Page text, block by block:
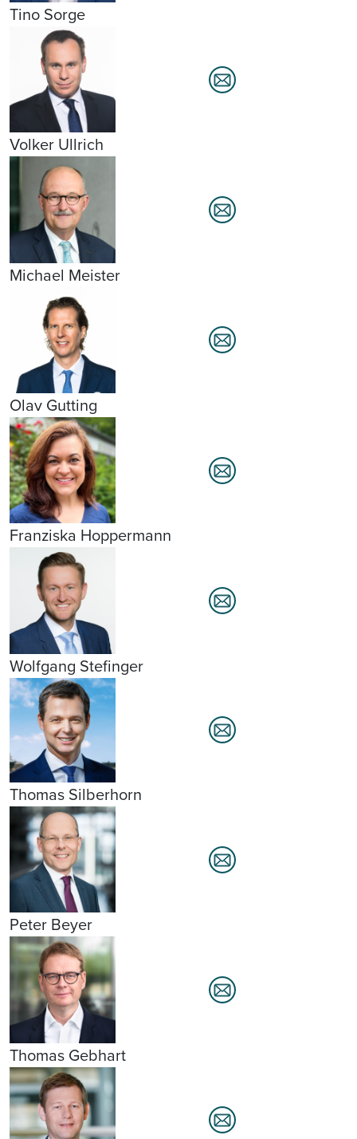
Tino Sorge
Volker Ullrich
Michael Meister
Olav Gutting
Franziska Hoppermann
Wolfgang Stefinger
Thomas Silberhorn
Peter Beyer
Thomas Gebhart